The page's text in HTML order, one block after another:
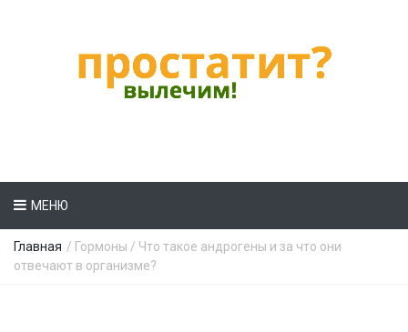
МЕНЮ
Главная / Гормоны / Что такое андрогены и за что они
отвечают в организме?